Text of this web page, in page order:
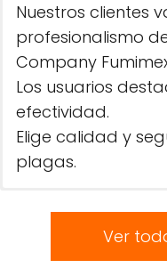
Nuestros clientes
profesionalismo
Company
Los usuarios
efectividad.
Elige calidad y
plagas.
Ver